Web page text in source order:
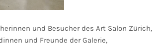
und Besucher des Art Salon Zürich,
und Freunde der Galerie,